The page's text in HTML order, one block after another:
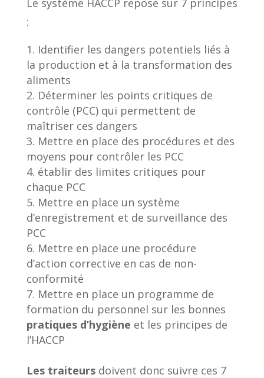
Le système HACCP repose sur 7 principes
:
Identifier les dangers potentiels liés à
la production et à la transformation des
aliments
Déterminer les points critiques de
contrôle (PCC) qui permettent de
maîtriser ces dangers
Mettre en place des procédures et des
moyens pour contrôler les PCC
établir des limites critiques pour
chaque PCC
Mettre en place un système
d’enregistrement et de surveillance des
PCC
Mettre en place une procédure
d’action corrective en cas de non-
conformité
Mettre en place un programme de
formation du personnel sur les bonnes
pratiques d’hygiène et les principes de
l’HACCP
Les traiteursdoivent donc suivre ces 7